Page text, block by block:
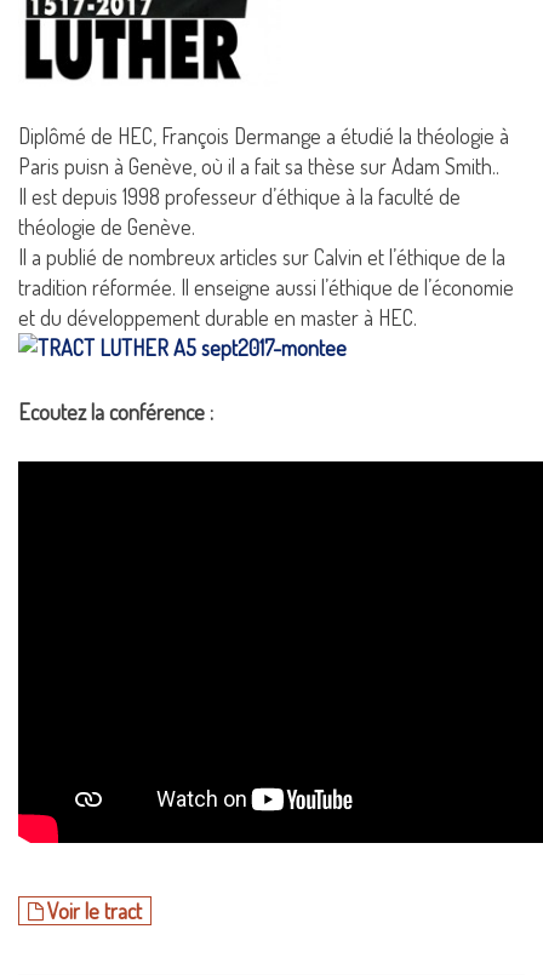
Diplômé de HEC, François Dermange a étudié la théologie à
Paris puisn à Genève, où il a fait sa thèse sur Adam Smith..
Il est depuis 1998 professeur d’éthique à la faculté de
théologie de Genève.
Il a publié de nombreux articles sur Calvin et l’éthique de la
tradition réformée. Il enseigne aussi l’éthique de l’économie
et du développement durable en master à HEC.
Ecoutez la conférence :
Voir le tract